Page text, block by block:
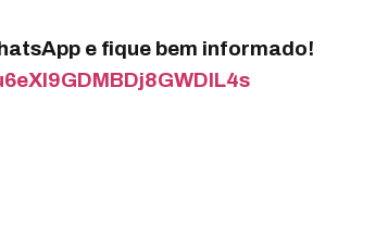
e fique bem informado!